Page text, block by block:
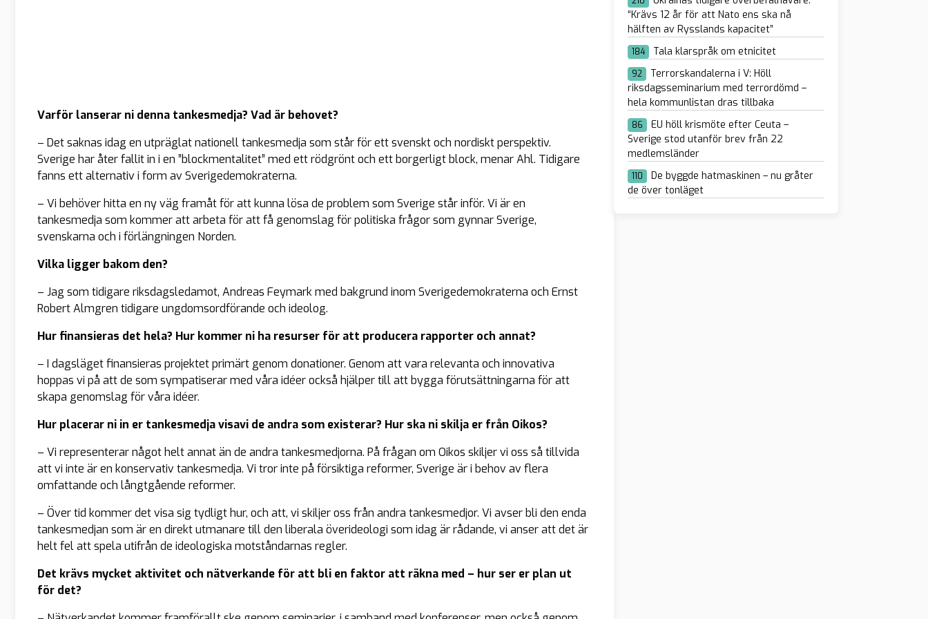
Varför lanserar ni denna tankesmedja? Vad är behovet?
– Det saknas idag en utpräglat nationell tankesmedja som står för ett svenskt och nordiskt perspektiv.
Sverige har åter fallit in i en ”blockmentalitet” med ett rödgrönt och ett borgerligt block, menar Ahl. Tidigare
fanns ett alternativ i form av Sverigedemokraterna.
– Vi behöver hitta en ny väg framåt för att kunna lösa de problem som Sverige står inför. Vi är en
tankesmedja som kommer att arbeta för att få genomslag för politiska frågor som gynnar Sverige,
svenskarna och i förlängningen Norden.
Vilka ligger bakom den?
– Jag som tidigare riksdagsledamot, Andreas Feymark med bakgrund inom Sverigedemokraterna och Ernst
Robert Almgren tidigare ungdomsordförande och ideolog.
Hur finansieras det hela? Hur kommer ni ha resurser för att producera rapporter och annat?
– I dagsläget finansieras projektet primärt genom donationer. Genom att vara relevanta och innovativa
hoppas vi på att de som sympatiserar med våra idéer också hjälper till att bygga förutsättningarna för att
skapa genomslag för våra idéer.
Hur placerar ni in er tankesmedja visavi de andra som existerar? Hur ska ni skilja er från Oikos?
– Vi representerar något helt annat än de andra tankesmedjorna. På frågan om Oikos skiljer vi oss så tillvida
att vi inte är en konservativ tankesmedja. Vi tror inte på försiktiga reformer, Sverige är i behov av flera
omfattande och långtgående reformer.
– Över tid kommer det visa sig tydligt hur, och att, vi skiljer oss från andra tankesmedjor. Vi avser bli den enda
tankesmedjan som är en direkt utmanare till den liberala överideologi som idag är rådande, vi anser att det är
helt fel att spela utifrån de ideologiska motståndarnas regler.
Det krävs mycket aktivitet och nätverkande för att bli en faktor att räkna med – hur ser er plan ut
för det?
“Krävs 12 år för att Nato ens ska nå
hälften av Rysslands kapacitet”
184 Tala klarspråk om etnicitet
92
Terrorskandalerna i V: Höll
riksdagsseminarium med terrordömd –
hela kommunlistan dras tillbaka
86
EU höll krismöte efter Ceuta –
Sverige stod utanför brev från 22
medlemsländer
110
De byggde hatmaskinen – nu gråter
de över tonläget